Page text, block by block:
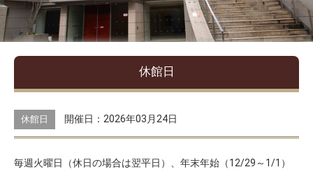
休館日
休館日 開催日：2026年03月24日
毎週火曜日（休日の場合は翌平日）、年末年始（12/29～1/1）